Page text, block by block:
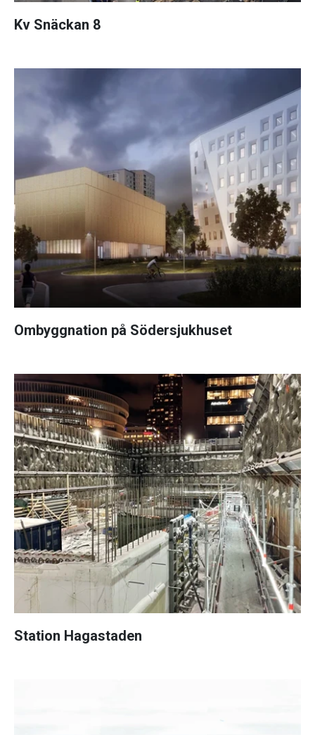
Kv Snäckan 8
Ombyggnation på Södersjukhuset
Station Hagastaden